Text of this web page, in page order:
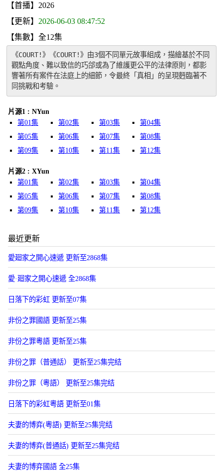
【首播】2026
【更新】 2026-06-03 08:47:52
【集數】全12集
《COURT!》《COURT!》由3個不同單元故事組成，描繪基於不同
觀點角度、難以致信的巧郃或為了維護更公平的法律原則，都影
響著所有案件在法庭上的細節，令最終「真相」的呈現麪臨著不
同挑戰和考驗。
片源1 : NYun
第01集
第02集 第03集
第04集
第05集
第06集 第07集
第08集
第09集
第10集 第11集 第12集
片源2 : XYun
第01集
第02集 第03集
第04集
第05集
第06集 第07集
第08集
第09集
第10集 第11集 第12集
最近更新
愛廻家之開心速遞 更新至2868集
愛·廻家之開心速遞 全2868集
日落下的彩虹 更新至07集
非份之罪國語 更新至25集
非份之罪粵語 更新至25集
非份之罪（普通話） 更新至25集完结
非份之罪（粵語） 更新至25集完结
日落下的彩虹粵語 更新至01集
夫妻的博弈(粵語) 更新至25集完结
夫妻的博弈(普通話) 更新至25集完结
夫妻的博弈國語 全25集